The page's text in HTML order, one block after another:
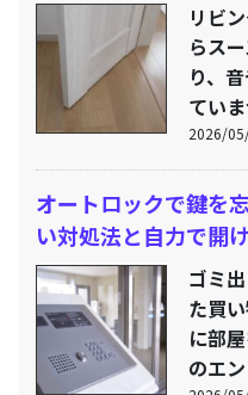
リビ
らス
り、
てい
2026/
オートロックで鍵を
い対処法と自力で開
ゴミ
た買
に部
のエ